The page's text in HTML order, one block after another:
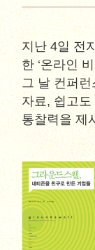
지난 4일 전
한 ‘온라인
그 날 컨퍼
자료, 쉽고도
통찰력을 제